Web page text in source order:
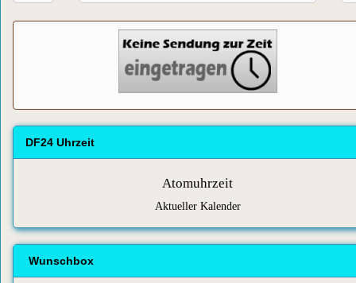
DF24 Uhrzeit
Atomuhrzeit
Aktueller Kalender
Wunschbox